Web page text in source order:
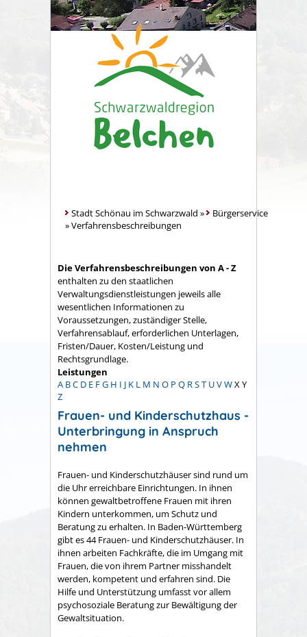
Stadt Schönau im Schwarzwald »
Bürgerservice
»Verfahrensbeschreibungen
Die Verfahrensbeschreibungen von A - Z
enthalten zu den staatlichen
Verwaltungsdienstleistungen jeweils alle
wesentlichen Informationen zu
Voraussetzungen, zuständiger Stelle,
Verfahrensablauf, erforderlichen Unterlagen,
Fristen/Dauer, Kosten/Leistung und
Rechtsgrundlage.
Leistungen
A BC D E FG H I J K L M N O P Q RST UVWX Y
Z
Frauen- und Kinderschutzhaus -
Unterbringung in Anspruch
nehmen
Frauen- und Kinderschutzhäuser sind rund um
die Uhr erreichbare Einrichtungen. In ihnen
können gewaltbetroffene Frauen mit ihren
Kindern unterkommen, um Schutz und
Beratung zu erhalten. In Baden-Württemberg
gibt es 44 Frauen- und Kinderschutzhäuser. In
ihnen arbeiten Fachkräfte, die im Umgang mit
Frauen, die von ihrem Partner misshandelt
werden, kompetent und erfahren sind. Die
Hilfe und Unterstützung umfasst vor allem
psychosoziale Beratung zur Bewältigung der
Gewaltsituation.